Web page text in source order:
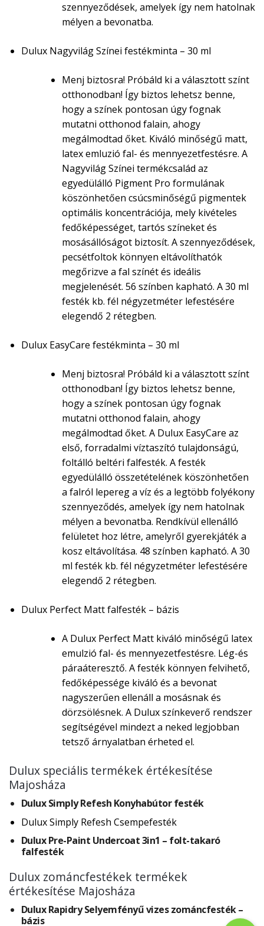
szennyeződések, amelyek így nem hatolnak
mélyen a bevonatba.
Dulux Nagyvilág Színei festékminta – 30 ml
Menj biztosra! Próbáld ki a választott színt
otthonodban! Így biztos lehetsz benne,
hogy a színek pontosan úgy fognak
mutatni otthonod falain, ahogy
megálmodtad őket. Kiváló minőségű matt,
latex emluzió fal- és mennyezetfestésre. A
Nagyvilág Színei termékcsalád az
egyedülálló Pigment Pro formulának
köszönhetően csúcsminőségű pigmentek
optimális koncentrációja, mely kivételes
fedőképességet, tartós színeket és
mosásállóságot biztosít. A szennyeződések,
pecsétfoltok könnyen eltávolíthatók
megőrizve a fal színét és ideális
megjelenését. 56 színben kapható. A 30 ml
festék kb. fél négyzetméter lefestésére
elegendő 2 rétegben.
Dulux EasyCare festékminta – 30 ml
Menj biztosra! Próbáld ki a választott színt
otthonodban! Így biztos lehetsz benne,
hogy a színek pontosan úgy fognak
mutatni otthonod falain, ahogy
megálmodtad őket. A Dulux EasyCare az
első, forradalmi víztaszító tulajdonságú,
foltálló beltéri falfesték. A festék
egyedülálló összetételének köszönhetően
a falról lepereg a víz és a legtöbb folyékony
szennyeződés, amelyek így nem hatolnak
mélyen a bevonatba. Rendkívül ellenálló
felületet hoz létre, amelyről gyerekjáték a
kosz eltávolítása. 48 színben kapható. A 30
ml festék kb. fél négyzetméter lefestésére
elegendő 2 rétegben.
Dulux Perfect Matt falfesték – bázis
A Dulux Perfect Matt kiváló minőségű latex
emulzió fal- és mennyezetfestésre. Lég-és
páraáteresztő. A festék könnyen felvihető,
fedőképessége kiváló és a bevonat
nagyszerűen ellenáll a mosásnak és
dörzsölésnek. A Dulux színkeverő rendszer
segítségével mindezt a neked legjobban
tetsző árnyalatban érheted el.
Dulux speciális termékek értékesítése
Majosháza
Dulux Simply Refesh Konyhabútor festék
Dulux Simply Refesh Csempefesték
Dulux Pre-Paint Undercoat 3in1 – folt-takaró
falfesték
Dulux zománcfestékek termékek
értékesítése Majosháza
Dulux Rapidry Selyemfényű vizes zománcfesték –
bázis